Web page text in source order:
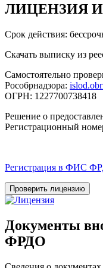
ЛИЦЕНЗИЯ
Срок действия:
Скачать выписку из
Самостоятельно
Рособрнадзора:
ОГРН: 1227700738418
Решение о
Регистрационный
Регистрация в ФИС
Проверить лицензию
Документы
ФРДО